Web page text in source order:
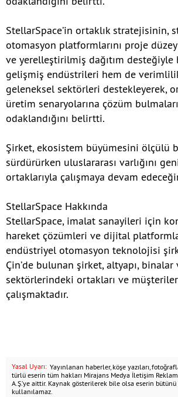
StellarSpace’in ortaklık stratejisinin,
otomasyon platformlarını proje
ve yerelleştirilmiş dağıtım
gelişmiş endüstrileri hem de verimlilik
geleneksel sektörleri destekleyerek,
üretim senaryolarına çözüm
odaklandığını belirtti.
Şirket, ekosistem büyümesini ölçülü
sürdürürken uluslararası varlığını
ortaklarıyla çalışmaya devam
StellarSpace Hakkında
StellarSpace, imalat sanayileri için
hareket çözümleri ve dijital
endüstriyel otomasyon teknolojisi
Çin’de bulunan şirket, altyapı,
sektörlerindeki ortakları ve
çalışmaktadır.
Yasal Uyarı: Yayınlanan haberler, köşe yazıları,
türlü eserin tüm hakları Mirajans Medya İletişim
A.Ş.’ye aittir. Kaynak gösterilerek bile olsa eserin
kullanılamaz.